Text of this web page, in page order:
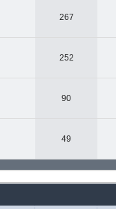
267
252
90
49